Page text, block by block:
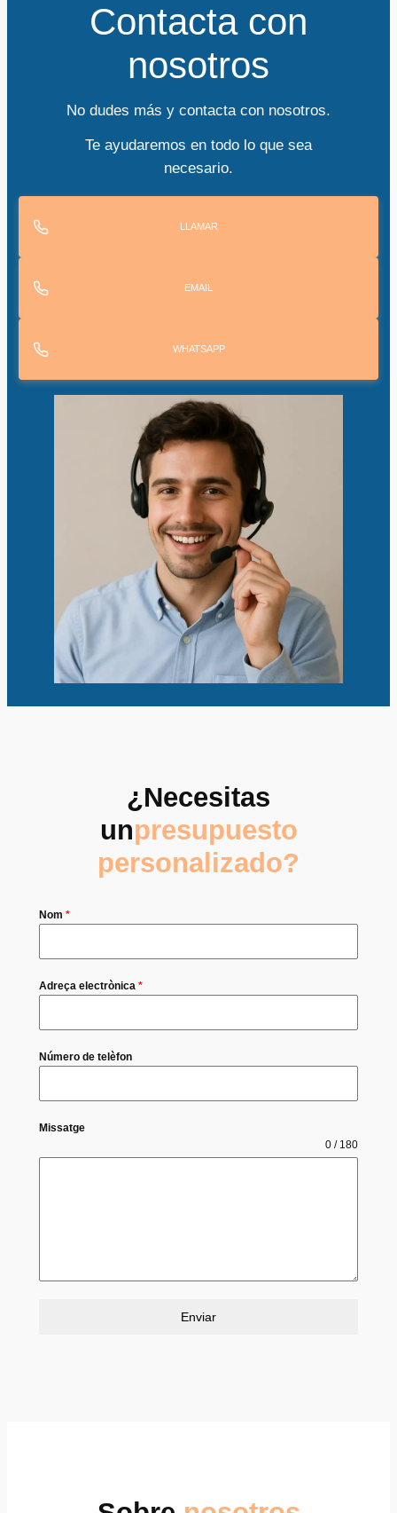
Contacta con
nosotros
No dudes más y contacta con nosotros.
Te ayudaremos en todo lo que sea
necesario.
LLAMAR
EMAIL
WHATSAPP
¿Necesitas
unpresupuesto
personalizado?
Nom *
Adreça electrònica *
Número de telèfon
Missatge
0 / 180
Enviar